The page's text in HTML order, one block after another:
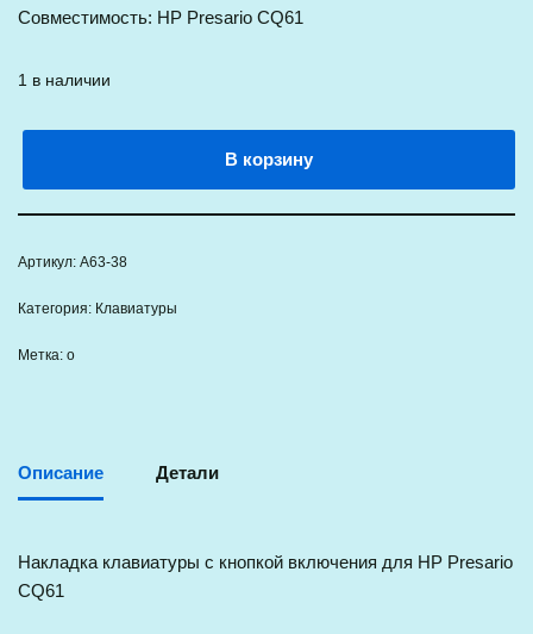
Совместимость: HP Presario CQ61
1 в наличии
В корзину
Артикул: A63-38
Категория: Клавиатуры
Метка: о
Описание Детали
Накладка клавиатуры с кнопкой включения для HP Presario
CQ61